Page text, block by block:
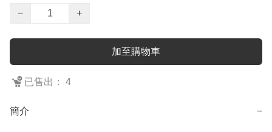
−
+
加至購物車
已售出： 4
簡介 −